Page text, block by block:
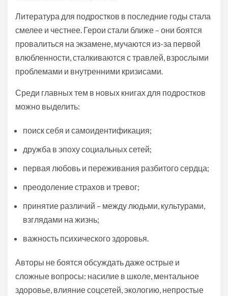
Литература для подростков в последние годы стала
смелее и честнее. Герои стали ближе – они боятся
провалиться на экзамене, мучаются из-за первой
влюбленности, сталкиваются с травлей, взрослыми
проблемами и внутренними кризисами.
Среди главных тем в новых книгах для подростков
можно выделить:
поиск себя и самоидентификация;
дружба в эпоху социальных сетей;
первая любовь и переживания разбитого сердца;
преодоление страхов и тревог;
принятие различий – между людьми, культурами,
взглядами на жизнь;
важность психического здоровья.
Авторы не боятся обсуждать даже острые и
сложные вопросы: насилие в школе, ментальное
здоровье, влияние соцсетей, экологию, непростые